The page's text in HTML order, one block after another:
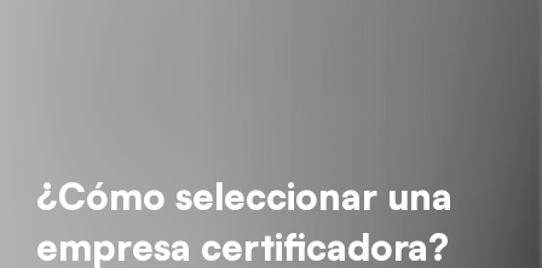
¿Cómo seleccionar una
empresa certificadora?